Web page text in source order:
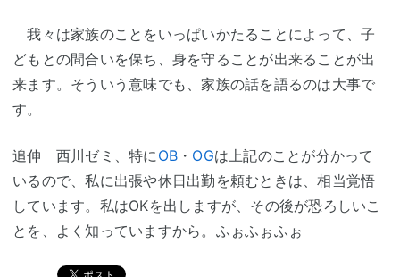
我々は家族のことをいっぱいかたることによって、子
どもとの間合いを保ち、身を守ることが出来ることが出
来ます。そういう意味でも、家族の話を語るのは大事で
す。
追伸 西川ゼミ、特に OB ・ OGは上記のことが分かって
いるので、私に出張や休日出勤を頼むときは、相当覚悟
しています。私はOKを出しますが、その後が恐ろしいこ
とを、よく知っていますから。ふぉふぉふぉ